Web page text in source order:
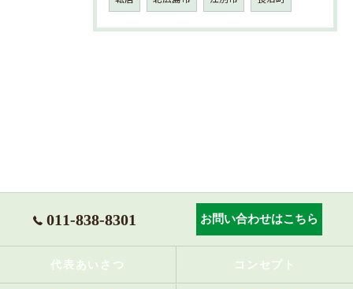
011-838-8301 お問い合わせはこちら
代表あいさつ コンセプト